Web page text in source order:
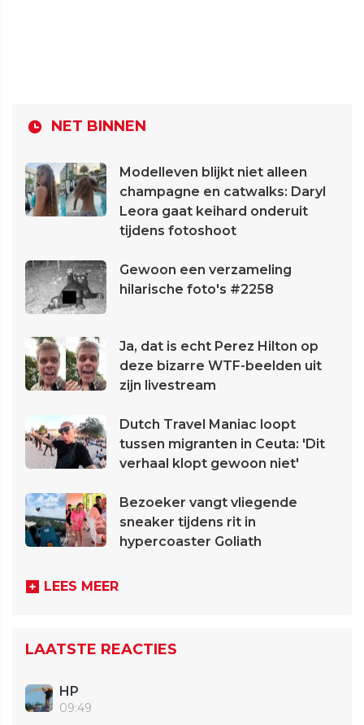
NET BINNEN
Modelleven blijkt niet alleen
champagne en catwalks: Daryl
Leora gaat keihard onderuit
tijdens fotoshoot
Gewoon een verzameling
hilarische foto's #2258
Ja, dat is echt Perez Hilton op
deze bizarre WTF-beelden uit
zijn livestream
Dutch Travel Maniac loopt
tussen migranten in Ceuta: 'Dit
verhaal klopt gewoon niet'
Bezoeker vangt vliegende
sneaker tijdens rit in
hypercoaster Goliath
LEES MEER
LAATSTE REACTIES
HP
09:49